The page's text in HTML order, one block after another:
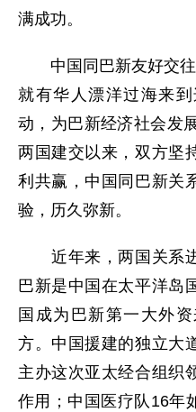
满成功。
中国同巴新友好交往
就有华人漂洋过海来
动，为巴新经济社会发
两国建交以来，双方坚
利共赢，中国同巴新关
验，历久弥新。
近年来，两国关系进
巴新是中国在太平洋岛
国成为巴新第一大外
方。中国援建的独立大
主办这次亚太经合组织
作用；中国医疗队16年